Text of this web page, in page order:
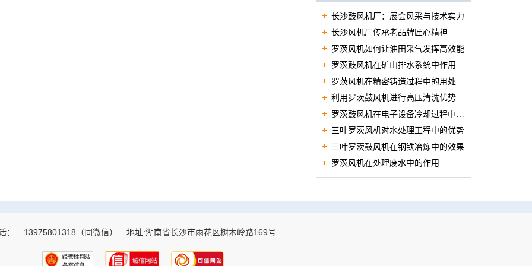
长沙鼓风机厂：展会风采与技术实力
长沙风机厂传承老品牌匠心精神
罗茨风机如何让油田采气发挥高效能
罗茨鼓风机在矿山排水系统中作用
罗茨风机在精密铸造过程中的用处
利用罗茨鼓风机进行高压清洗优势
罗茨鼓风机在电子设备冷却过程中的
作用
三叶罗茨风机对水处理工程中的优势
三叶罗茨鼓风机在钢铁冶炼中的效果
罗茨风机在处理废水中的作用
： 13975801318（同微信） 地址:湖南省长沙市雨花区树木岭路169号